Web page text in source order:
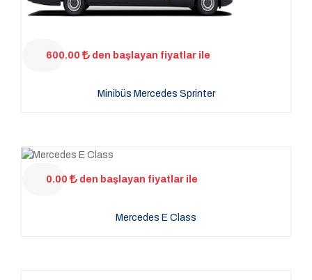
600.00 den başlayan fiyatlar ile
Minibüs Mercedes Sprinter
0.00 den başlayan fiyatlar ile
Mercedes E Class